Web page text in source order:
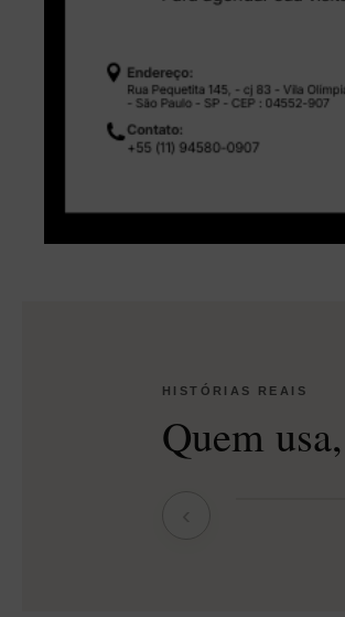
HISTÓRIAS REAIS
Quem